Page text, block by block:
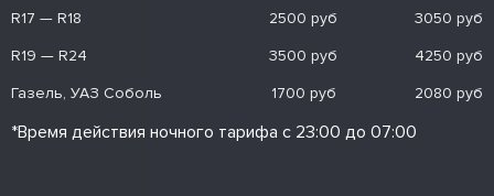
R17 — R18
2500 руб
3050 руб
R19 — R24
3500 руб
4250 руб
Газель, УАЗ Соболь
1700 руб 2080 руб
*Время действия ночного тарифа с 23:00 до 07:00